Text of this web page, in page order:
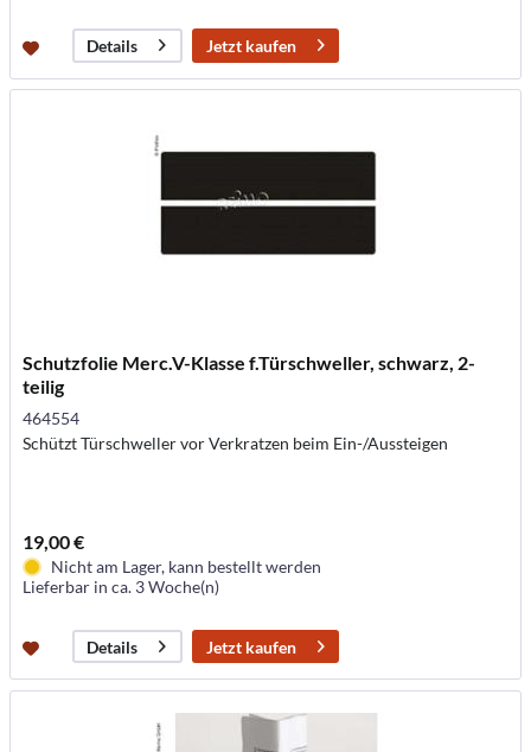
Details Jetzt kaufen
Schutzfolie Merc.V-Klasse f.Türschweller, schwarz, 2-
teilig
464554
Schützt Türschweller vor Verkratzen beim Ein-/Aussteigen
19,00 €
Nicht am Lager, kann bestellt werden
Lieferbar in ca. 3 Woche(n)
Details Jetzt kaufen